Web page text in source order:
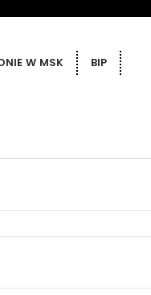
W MSK BIP